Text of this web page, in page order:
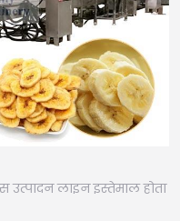
उत्पादन लाइन इस्तेमाल होता